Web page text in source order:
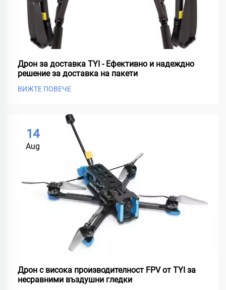
Дрон за доставка TYI - Ефективно и надеждно
решение за доставка на пакети
ВИЖТЕ ПОВЕЧЕ
14
Aug
Дрон с висока производителност FPV от TYI за
несравними въздушни гледки